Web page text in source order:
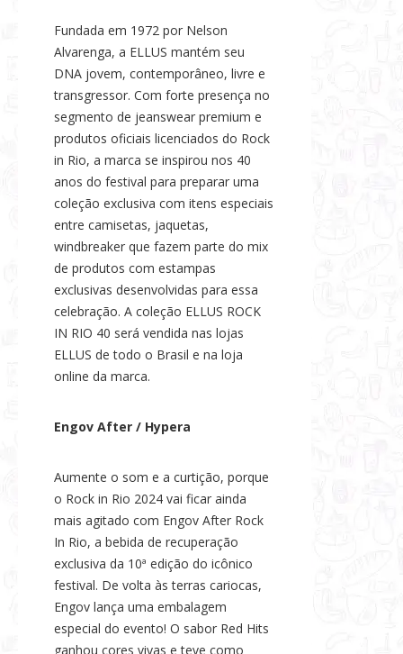
Fundada em 1972 por Nelson
Alvarenga, a ELLUS mantém seu
DNA jovem, contemporâneo, livre e
transgressor. Com forte presença no
segmento de jeanswear premium e
produtos oficiais licenciados do Rock
in Rio, a marca se inspirou nos 40
anos do festival para preparar uma
coleção exclusiva com itens especiais
entre camisetas, jaquetas,
windbreaker que fazem parte do mix
de produtos com estampas
exclusivas desenvolvidas para essa
celebração. A coleção ELLUS ROCK
IN RIO 40 será vendida nas lojas
ELLUS de todo o Brasil e na loja
online da marca.
Engov After / Hypera
Aumente o som e a curtição, porque
o Rock in Rio 2024 vai ficar ainda
mais agitado com Engov After Rock
In Rio, a bebida de recuperação
exclusiva da 10ª edição do icônico
festival. De volta às terras cariocas,
Engov lança uma embalagem
especial do evento! O sabor Red Hits
ganhou cores vivas e teve como